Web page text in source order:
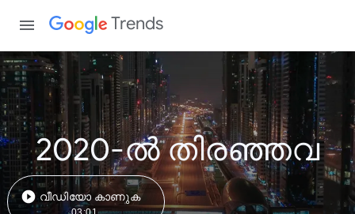
Trends
2020-ൽ തിരഞ്ഞവ
വീഡിയോ കാണുക